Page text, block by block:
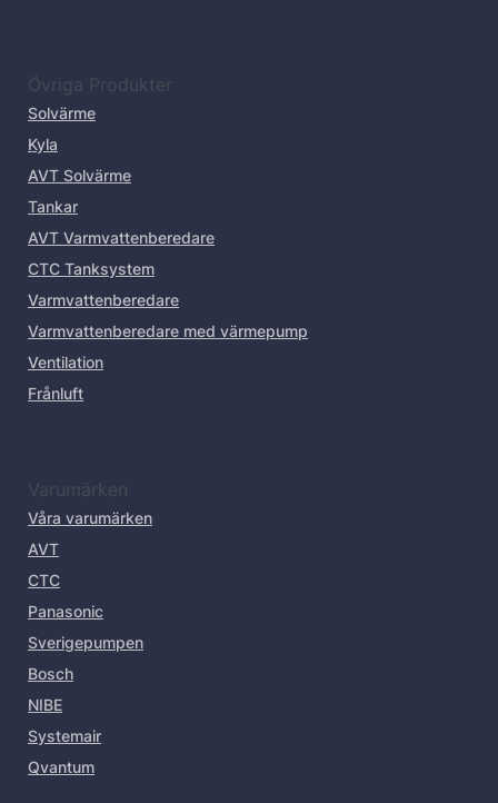
Övriga Produkter
Solvärme
Kyla
AVT Solvärme
Tankar
AVT Varmvattenberedare
CTC Tanksystem
Varmvattenberedare
Varmvattenberedare med värmepump
Ventilation
Frånluft
Varumärken
Våra varumärken
AVT
CTC
Panasonic
Sverigepumpen
Bosch
NIBE
Systemair
Qvantum